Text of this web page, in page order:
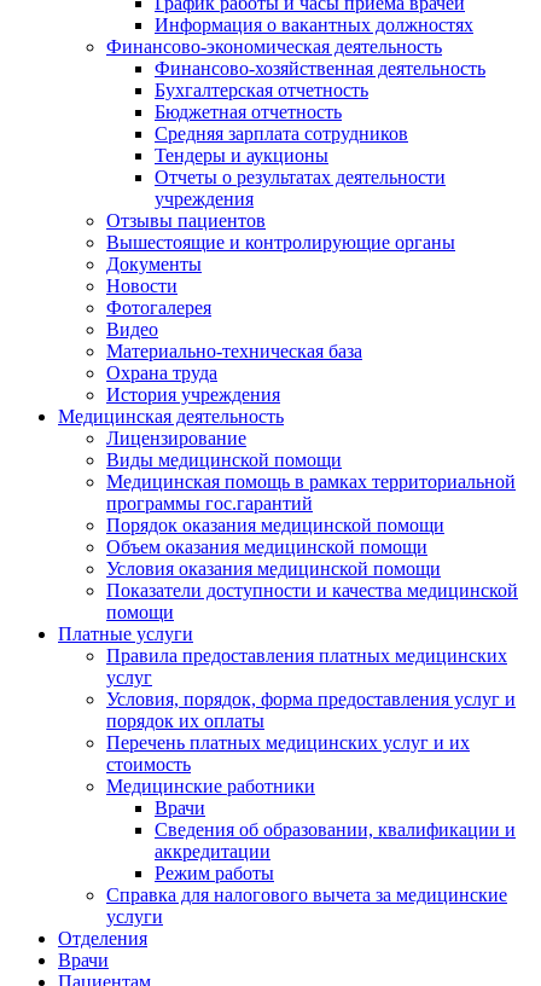
Информация о вакантных должностях
Финансово-экономическая деятельность
Финансово-хозяйственная деятельность
Бухгалтерская отчетность
Бюджетная отчетность
Средняя зарплата сотрудников
Тендеры и аукционы
Отчеты о результатах деятельности
учреждения
Отзывы пациентов
Вышестоящие и контролирующие органы
Документы
Новости
Фотогалерея
Видео
Материально-техническая база
Охрана труда
История учреждения
Медицинская деятельность
Лицензирование
Виды медицинской помощи
Медицинская помощь в рамках территориальной
программы гос.гарантий
Порядок оказания медицинской помощи
Объем оказания медицинской помощи
Условия оказания медицинской помощи
Показатели доступности и качества медицинской
помощи
Платные услуги
Правила предоставления платных медицинских
услуг
Условия, порядок, форма предоставления услуг и
порядок их оплаты
Перечень платных медицинских услуг и их
стоимость
Медицинские работники
Врачи
Сведения об образовании, квалификации и
аккредитации
Режим работы
Справка для налогового вычета за медицинские
услуги
Отделения
Врачи
Пациентам